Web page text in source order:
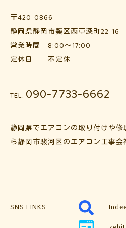
〒420-0866
静岡県静岡市葵区西草深町22-16
営業時間 8:00～17:00
定休日 不定休
TEL. 090-7733-6662
静岡県でエアコンの取り付けや
ら静岡市駿河区のエアコン工事会
SNS LINKS